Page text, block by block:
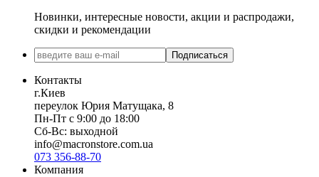
Новинки, интересные новости, акции и распродажи,
скидки и рекомендации
Подписаться
Контакты
г.Киев
переулок Юрия Матущака, 8
Пн-Пт с 9:00 до 18:00
Сб-Вс: выходной
info@macronstore.com.ua
073 356-88-70
Компания